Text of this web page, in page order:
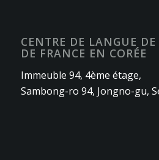
CENTRE DE LANGUE DE
DE FRANCE EN CORÉE
Immeuble 94, 4ème étage,
Sambong-ro 94, Jongno-gu,